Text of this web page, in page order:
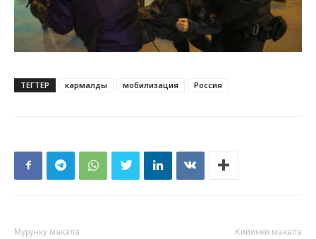
ТЕГТЕР кармалды мобилизация Россия
Мурунку макала Кийинки макала